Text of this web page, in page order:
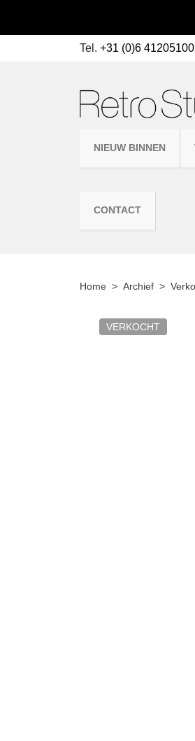
Tel. +31 (0)6 41205100
NIEUW BINNEN
CONTACT
Home Archief
VERKOCHT